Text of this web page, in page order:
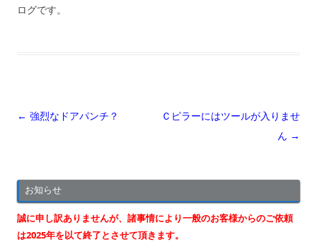
ログです。
投
ゲ
ー
シ
← 強烈なドアパンチ？
Ｃピラーにはツールが入りませ
ん →
お知らせ
誠に申し訳ありませんが、諸事情により一般のお客様からのご依頼
は2025年を以て終了とさせて頂きます。